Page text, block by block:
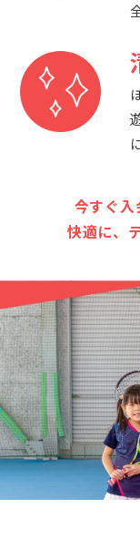
今すぐ入
快適に、